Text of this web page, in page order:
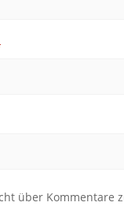
über Kommentare